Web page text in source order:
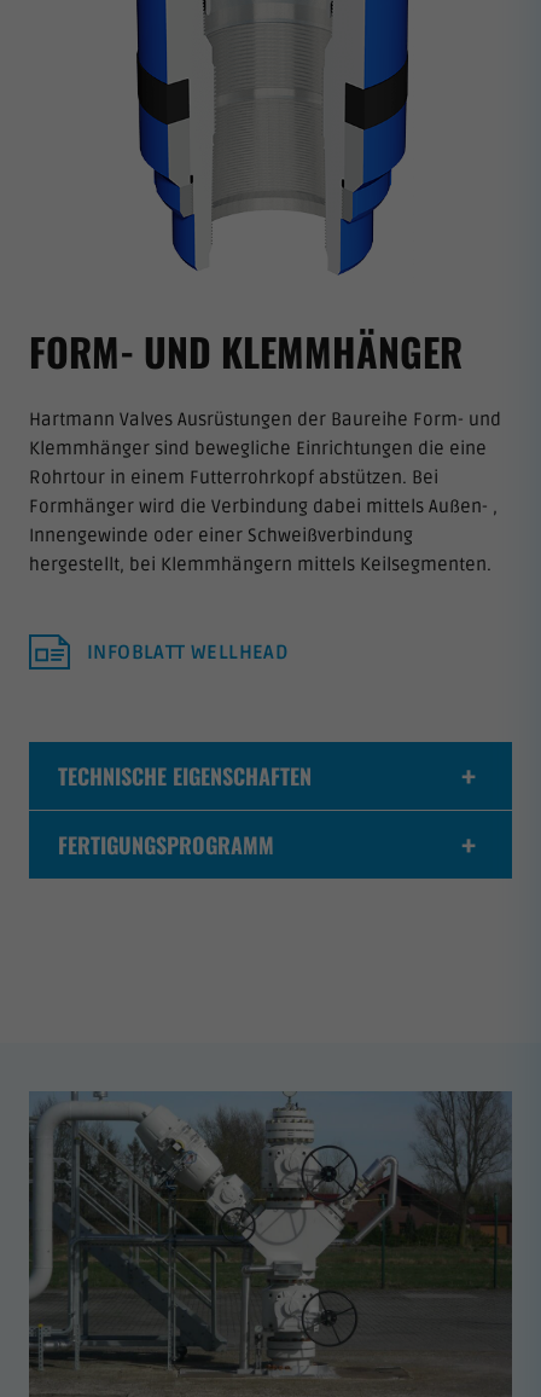
FORM- UND KLEMMHÄNGER
Hartmann Valves Ausrüstungen der Baureihe Form- und
Klemmhänger sind bewegliche Einrichtungen die eine
Rohrtour in einem Futterrohrkopf abstützen. Bei
Formhänger wird die Verbindung dabei mittels Außen- ,
Innengewinde oder einer Schweißverbindung
hergestellt, bei Klemmhängern mittels Keilsegmenten.
INFOBLATT WELLHEAD
TECHNISCHE EIGENSCHAFTEN
FERTIGUNGSPROGRAMM